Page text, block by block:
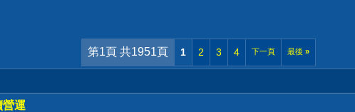
第1頁 共1951頁 1 2 3 4 下一頁 最後 »
運